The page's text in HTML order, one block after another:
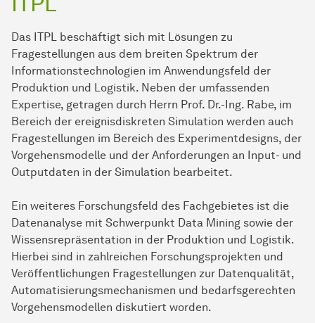
Das ITPL beschäftigt sich mit Lösungen zu
Fragestellungen aus dem breiten Spektrum der
Informationstechnologien im Anwendungsfeld der
Produktion und Logistik. Neben der umfassenden
Expertise, getragen durch Herrn Prof. Dr.-Ing. Rabe, im
Bereich der ereignisdiskreten Simulation werden auch
Fragestellungen im Bereich des Experimentdesigns, der
Vorgehensmodelle und der Anforderungen an Input- und
Outputdaten in der Simulation bearbeitet.
Ein weiteres Forschungsfeld des Fachgebietes ist die
Datenanalyse mit Schwerpunkt Data Mining sowie der
Wissensrepräsentation in der Produktion und Logistik.
Hierbei sind in zahlreichen Forschungsprojekten und
Veröffentlichungen Fragestellungen zur Datenqualität,
Automatisierungsmechanismen und bedarfsgerechten
Vorgehensmodellen diskutiert worden.